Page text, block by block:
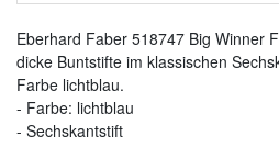
Eberhard Faber 518747 Big Winner
dicke Buntstifte im klassischen
Farbe lichtblau.
- Farbe: lichtblau
- Sechskantstift